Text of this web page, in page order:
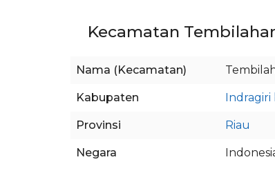
Kecamatan
Nama (Kecamatan)
Kabupaten Indragiri
Provinsi Riau
Negara